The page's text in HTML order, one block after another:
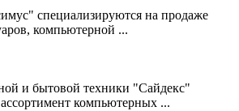
специализируются на продаже
компьютерной ...
и бытовой техники "Сайдекс"
компьютерных ...